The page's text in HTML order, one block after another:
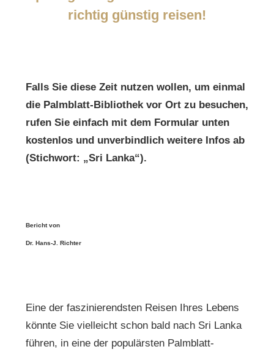
richtig günstig reisen!
Falls Sie diese Zeit nutzen wollen, um einmal
die Palmblatt-Bibliothek vor Ort zu besuchen,
rufen Sie einfach mit dem Formular unten
kostenlos und unverbindlich weitere Infos ab
(Stichwort: „Sri Lanka“).
Bericht von
Dr. Hans-J. Richter
Eine der faszinierendsten Reisen Ihres Lebens
könnte Sie vielleicht schon bald nach Sri Lanka
führen, in eine der populärsten Palmblatt-